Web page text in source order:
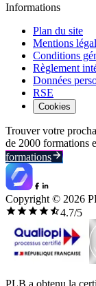
Informations
Plan du site
Mentions
Conditions
Règlement
Données
RSE
Cookies
Trouver votre
de 2000 formations
formations
Copyright © 2026
4.7/5
PLB a obtenu la